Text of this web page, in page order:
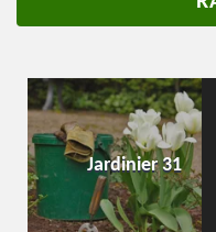
Jardinier 31